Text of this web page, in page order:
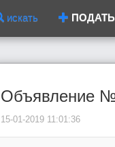
искать ПОДАТЬ
Объявление
15-01-2019 11:01:36